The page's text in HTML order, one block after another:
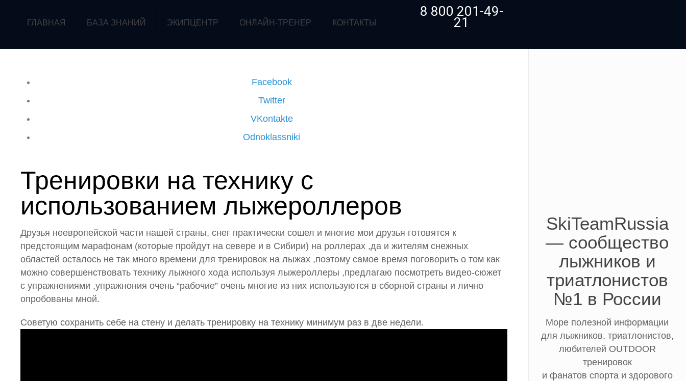
ГЛАВНАЯ БАЗА ЗНАНИЙ ЭКИПЦЕНТР ОНЛАЙН-ТРЕНЕР КОНТАКТЫ
8 800 201-49-
21
Facebook
Twitter
VKontakte
Odnoklassniki
Тренировки на технику с
использованием лыжероллеров
Друзья неевропейской части нашей страны, снег практически сошел и многие мои друзья готовятся к
предстоящим марафонам (которые пройдут на севере и в Сибири) на роллерах ,да и жителям снежных
областей осталось не так много времени для тренировок на лыжах ,поэтому самое время поговорить о том как
можно совершенствовать технику лыжного хода используя лыжероллеры ,предлагаю посмотреть видео-сюжет
с упражнениями ,упражнония очень “рабочие” очень многие из них используются в сборной страны и лично
опробованы мной.
Советую сохранить себе на стену и делать тренировку на технику минимум раз в две недели.
SkiTeamRussia
— сообщество
лыжников и
триатлонистов
№1 в России
Море полезной информации
для лыжников, триатлонистов,
любителей OUTDOOR
тренировок
и фанатов спорта и здорового